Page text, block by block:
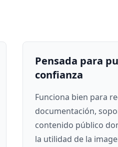
Pensada para
confianza
Funciona bien para
documentación,
contenido público
la utilidad de la